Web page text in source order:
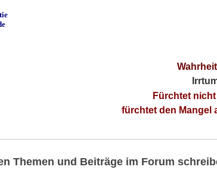
Fürchtet
fürchtet den Mangel
Themen und Beiträge im Forum